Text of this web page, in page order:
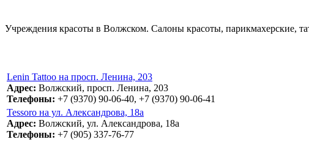
Учреждения красоты в Волжском. Салоны красоты, парикмахерские,
Lenin Tattoo на просп. Ленина, 203
Адрес: Волжский, просп. Ленина, 203
Телефоны: +7 (9370) 90-06-40, +7 (9370) 90-06-41
Tessoro на ул. Александрова, 18а
Адрес: Волжский, ул. Александрова, 18а
Телефоны: +7 (905) 337-76-77